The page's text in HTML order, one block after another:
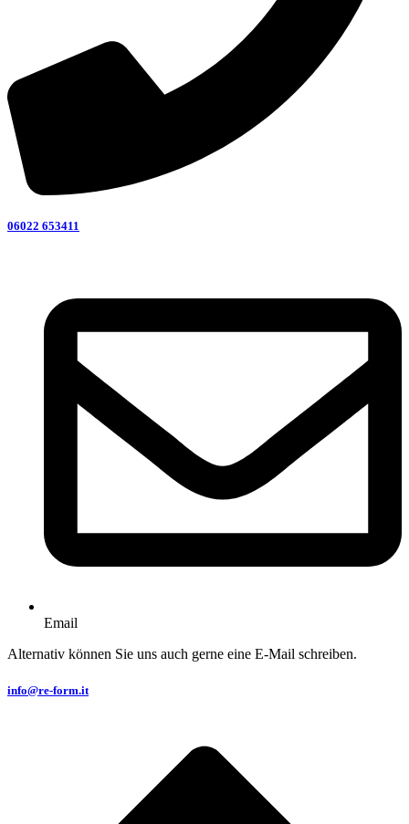
06022 653411
Email
Alternativ können Sie uns auch gerne eine E-Mail schreiben.
info@re-form.it